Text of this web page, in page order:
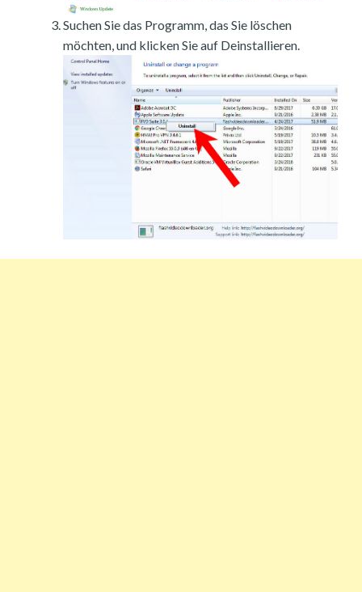
Suchen Sie das Programm, das Sie löschen
möchten, und klicken Sie auf Deinstallieren.